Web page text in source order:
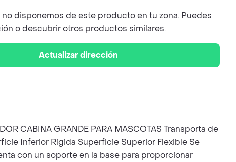
disponemos de este producto en tu zona. Puedes
o descubrir otros productos similares.
Actualizar dirección
CABINA GRANDE PARA MASCOTAS Transporta de
Inferior Rígida Superficie Superior Flexible Se
con un soporte en la base para proporcionar